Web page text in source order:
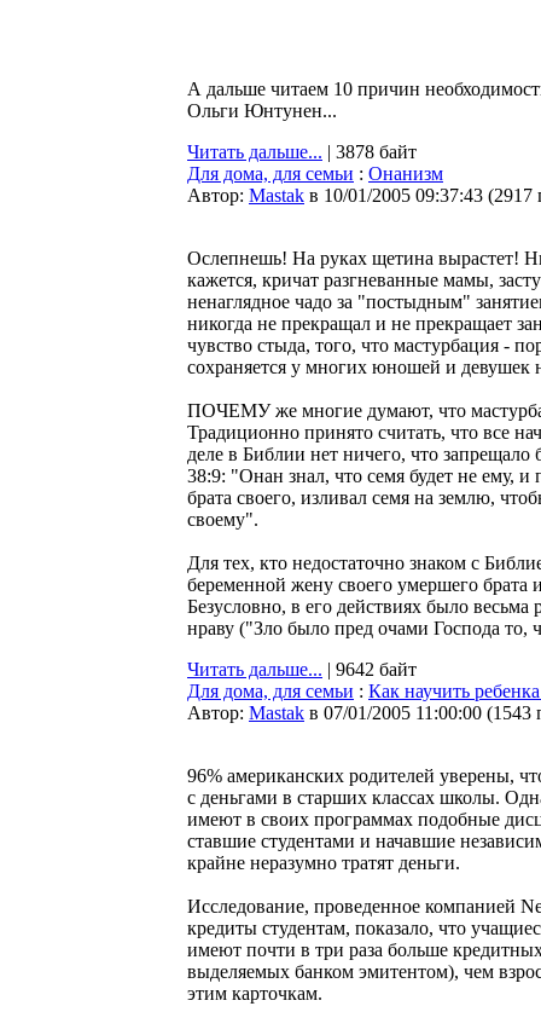
А дальше читаем 10 причин
Ольги Юнтунен...
Читать дальше... | 3878 байт
Для дома, для семьи : Онанизм
Автор: Мastak в 10/01/2005 09:37:43 (2917
Ослепнешь! На руках щетина вырастет!
кажется, кричат разгневанные мамы,
ненаглядное чадо за "постыдным"
никогда не прекращал и не прекращает
чувство стыда, того, что мастурбация -
сохраняется у многих юношей и девушек
ПОЧЕМУ же многие думают, что
Традиционно принято считать, что все
деле в Библии нет ничего, что
38:9: "Онан знал, что семя будет не ему, и
брата своего, изливал семя на землю,
своему".
Для тех, кто недостаточно знаком с
беременной жену своего умершего брата
Безусловно, в его действиях было
нраву ("Зло было пред очами Господа то,
Читать дальше... | 9642 байт
Для дома, для семьи : Как научить
Автор: Мastak в 07/01/2005 11:00:00 (1543
96% американских родителей уверены,
с деньгами в старших классах школы.
имеют в своих программах подобные
ставшие студентами и начавшие
крайне неразумно тратят деньги.
Исследование, проведенное компанией
кредиты студентам, показало, что
имеют почти в три раза больше
выделяемых банком эмитентом), чем
этим карточкам.